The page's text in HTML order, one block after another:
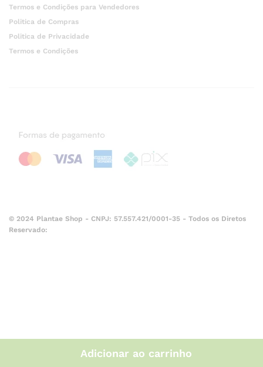
Adicionar ao carrinho
Termos e Condições para Vendedores
Politica de Compras
Politica de Privacidade
Termos e Condições
© 2024 Plantae Shop - CNPJ: 57.557.421/0001-35 - Todos os Diretos
Reservado: